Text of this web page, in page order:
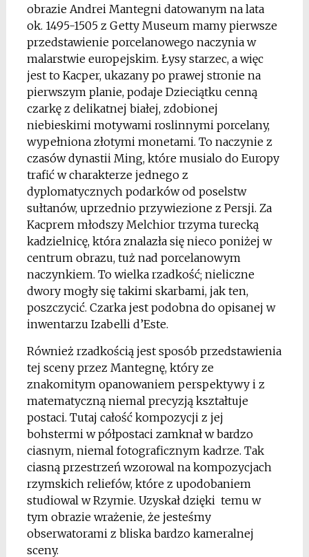
obrazie Andrei Mantegni datowanym na lata
ok. 1495-1505 z Getty Museum mamy pierwsze
przedstawienie porcelanowego naczynia w
malarstwie europejskim. Łysy starzec, a więc
jest to Kacper, ukazany po prawej stronie na
pierwszym planie, podaje Dzieciątku cenną
czarkę z delikatnej białej, zdobionej
niebieskimi motywami roslinnymi porcelany,
wypełniona złotymi monetami. To naczynie z
czasów dynastii Ming, które musialo do Europy
trafić w charakterze jednego z
dyplomatycznych podarków od poselstw
sułtanów, uprzednio przywiezione z Persji. Za
Kacprem młodszy Melchior trzyma turecką
kadzielnicę, która znalazła się nieco poniżej w
centrum obrazu, tuż nad porcelanowym
naczynkiem. To wielka rzadkość; nieliczne
dwory mogły się takimi skarbami, jak ten,
poszczycić. Czarka jest podobna do opisanej w
inwentarzu Izabelli d’Este.
Również rzadkością jest sposób przedstawienia
tej sceny przez Mantegnę, który ze
znakomitym opanowaniem perspektywy i z
matematyczną niemal precyzją kształtuje
postaci. Tutaj całość kompozycji z jej
bohstermi w półpostaci zamknał w bardzo
ciasnym, niemal fotograficznym kadrze. Tak
ciasną przestrzeń wzorowal na kompozycjach
rzymskich reliefów, które z upodobaniem
studiowal w Rzymie. Uzyskał dzięki temu w
tym obrazie wrażenie, że jesteśmy
obserwatorami z bliska bardzo kameralnej
sceny.